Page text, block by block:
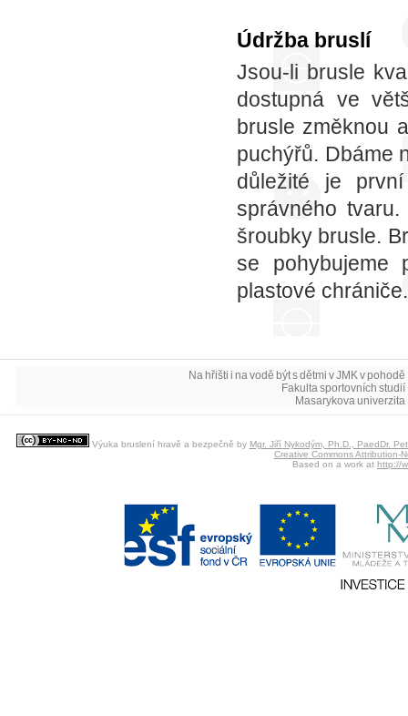
Údržba bruslí
Jsou-li brusle
dostupná ve
brusle změknou
puchýřů. Dbáme
důležité je
správného
šroubky brusle.
se pohybujeme
plastové chrániče.
Na hřišti i na vodě být s dětmi v JMK v pohodě
Fakulta sportovních studií
Masarykova univerzita
Výuka bruslení hravě a bezpečně by Mgr. Jiří Nykodým, Ph.D., PaedDr.
Creative Commons Attribution-
Based on a work at http://